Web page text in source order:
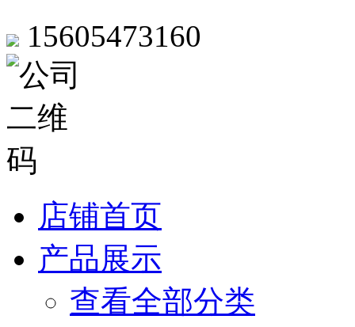
15605473160
店铺首页
产品展示
查看全部分类